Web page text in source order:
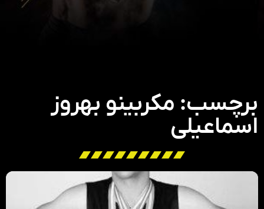
برچسب: مکربینو بهروز
اسماعیلی